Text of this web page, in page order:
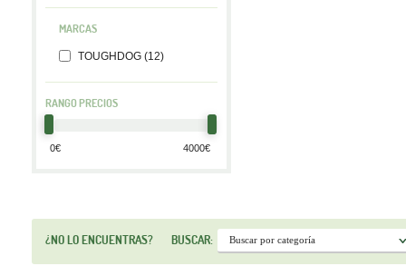
MARCAS
TOUGHDOG (12)
RANGO PRECIOS
¿NO LO ENCUENTRAS? BUSCAR: